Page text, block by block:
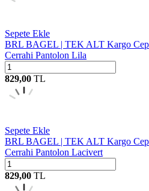
Sepete Ekle
BRL BAGEL | TEK ALT Kargo
Cerrahi Pantolon Lila
829,00 TL
Sepete Ekle
BRL BAGEL | TEK ALT Kargo
Cerrahi Pantolon Lacivert
829,00 TL